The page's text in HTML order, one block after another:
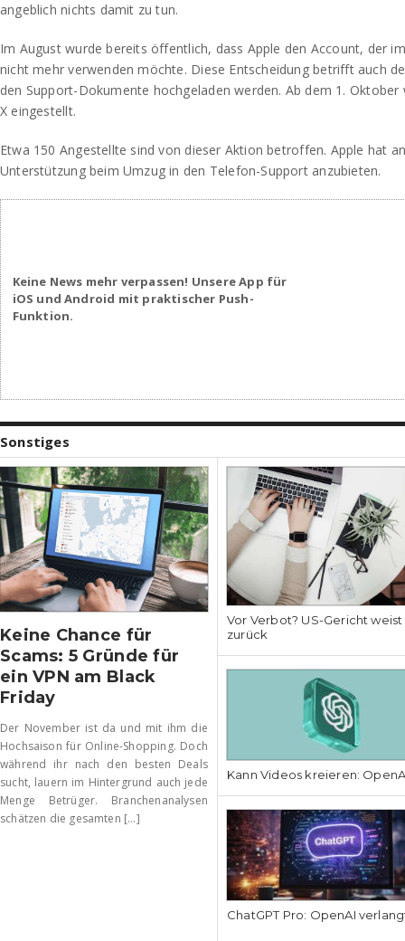
angeblich nichts damit zu tun.
Im August wurde bereits öffentlich, dass Apple den Account, der
nicht mehr verwenden möchte. Diese Entscheidung betrifft auch
den Support-Dokumente hochgeladen werden. Ab dem 1.
X eingestellt.
Etwa 150 Angestellte sind von dieser Aktion betroffen. Apple hat
Unterstützung beim Umzug in den Telefon-Support anzubieten.
Keine News mehr verpassen! Unsere App für
iOS und Android mit praktischer Push-
Funktion.
Sonstiges
Keine Chance für
Scams: 5 Gründe für
ein VPN am Black
Friday
Der November ist da und mit ihm die
Hochsaison für Online-Shopping. Doch
während ihr nach den besten Deals
sucht, lauern im Hintergrund auch jede
Menge Betrüger. Branchenanalysen
schätzen die gesamten [...]
Vor Verbot? US-Gericht
zurück
Kann Videos kreieren:
ChatGPT Pro: OpenAI